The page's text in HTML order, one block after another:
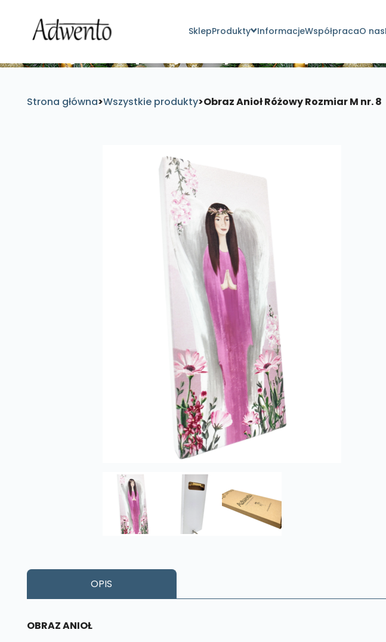
SklepProdukty InformacjeWspółpracaO nas
Strona główna>Wszystkie produkty>Obraz Anioł Różowy Rozmiar M nr. 8
OPIS
OBRAZ ANIOŁ